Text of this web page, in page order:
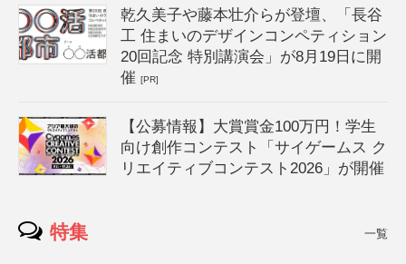
乾久美子や藤本壮介らが登壇、「長谷
工 住まいのデザインコンペティション
20回記念 特別講演会」が8月19日に開
催[PR]
【公募情報】大賞賞金100万円！学生
向け創作コンテスト「サイゲームス ク
リエイティブコンテスト2026」が開催
特集 一覧